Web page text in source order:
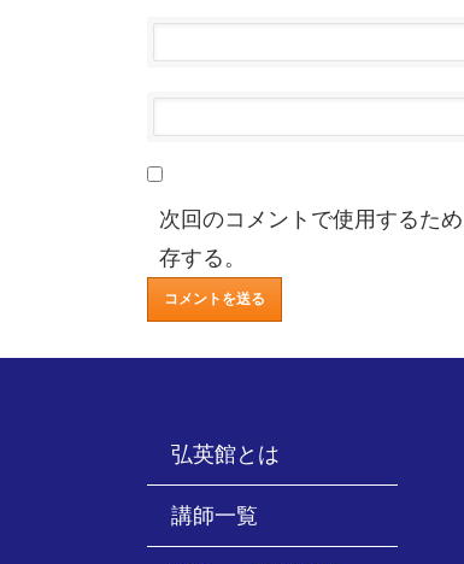
次回のコメントで使用するた
存する。
弘英館とは
講師一覧